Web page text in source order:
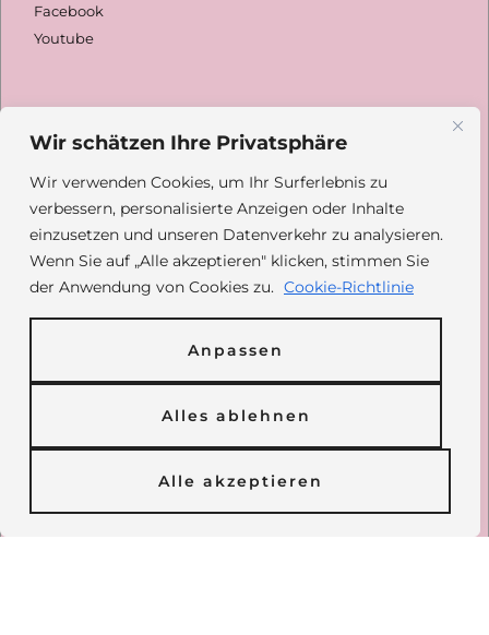
Wir schätzen Ihre Privatsphäre
Wir verwenden Cookies, um Ihr Surferlebnis zu
verbessern, personalisierte Anzeigen oder Inhalte
einzusetzen und unseren Datenverkehr zu analysieren.
Wenn Sie auf „Alle akzeptieren" klicken, stimmen Sie
der Anwendung von Cookies zu. Cookie-Richtlinie
Anpassen
Alles ablehnen
Alle akzeptieren
Facebook
Youtube
Spenden
Daisy Family Rescue e.V.
Deutsche Skatbank
DE42 8306 54080004 2433 31
GENODEF1SLR
Paypal: @daisyfamilyrescue
Inhalt